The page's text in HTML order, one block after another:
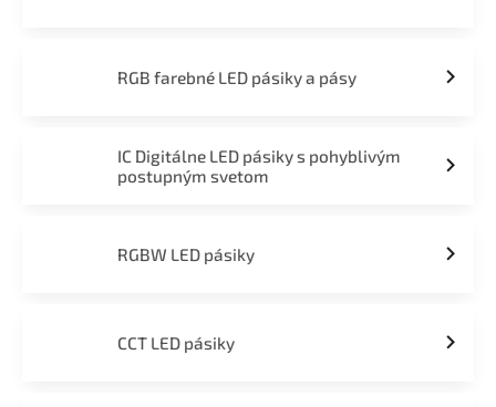
RGB farebné LED pásiky a pásy
IC Digitálne LED pásiky s pohyblivým
postupným svetom
RGBW LED pásiky
CCT LED pásiky